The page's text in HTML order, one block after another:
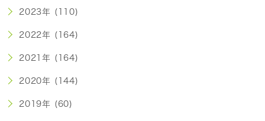
2023年 (110)
2022年 (164)
2021年 (164)
2020年 (144)
2019年 (60)